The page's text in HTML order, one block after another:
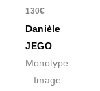
130€
Danièle
JEGO
Monotype
– Image